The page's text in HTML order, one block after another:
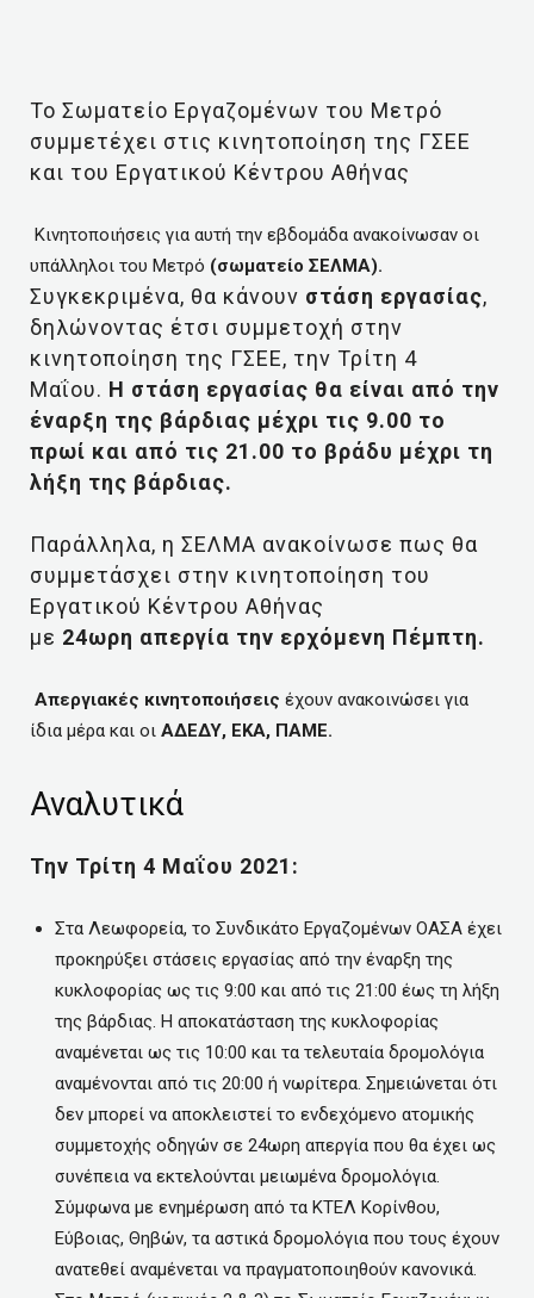
Το Σωματείο Εργαζομένων του Μετρό
συμμετέχει στις κινητοποίηση της ΓΣΕΕ
και του Εργατικού Κέντρου Αθήνας
Κινητοποιήσεις για αυτή την εβδομάδα ανακοίνωσαν οι
υπάλληλοι του Μετρό (σωματείο ΣΕΛΜΑ).
Συγκεκριμένα, θα κάνουν στάση εργασίας,
δηλώνοντας έτσι συμμετοχή στην
κινητοποίηση της ΓΣΕΕ, την Τρίτη 4
Μαΐου. Η στάση εργασίας θα είναι από την
έναρξη της βάρδιας μέχρι τις 9.00 το
πρωί και από τις 21.00 το βράδυ μέχρι τη
λήξη της βάρδιας.
Παράλληλα, η ΣΕΛΜΑ ανακοίνωσε πως θα
συμμετάσχει στην κινητοποίηση του
Εργατικού Κέντρου Αθήνας
με 24ωρη απεργία την ερχόμενη Πέμπτη.
Απεργιακές κινητοποιήσεις έχουν ανακοινώσει για
ίδια μέρα και οι ΑΔΕΔΥ, ΕΚΑ, ΠΑΜΕ.
Αναλυτικά
Την Τρίτη 4 Μαΐου 2021:
Στα Λεωφορεία, το Συνδικάτο Εργαζομένων ΟΑΣΑ έχει
προκηρύξει στάσεις εργασίας από την έναρξη της
κυκλοφορίας ως τις 9:00 και από τις 21:00 έως τη λήξη
της βάρδιας. Η αποκατάσταση της κυκλοφορίας
αναμένεται ως τις 10:00 και τα τελευταία δρομολόγια
αναμένονται από τις 20:00 ή νωρίτερα. Σημειώνεται ότι
δεν μπορεί να αποκλειστεί το ενδεχόμενο ατομικής
συμμετοχής οδηγών σε 24ωρη απεργία που θα έχει ως
συνέπεια να εκτελούνται μειωμένα δρομολόγια.
Σύμφωνα με ενημέρωση από τα ΚΤΕΛ Κορίνθου,
Εύβοιας, Θηβών, τα αστικά δρομολόγια που τους έχουν
ανατεθεί αναμένεται να πραγματοποιηθούν κανονικά.